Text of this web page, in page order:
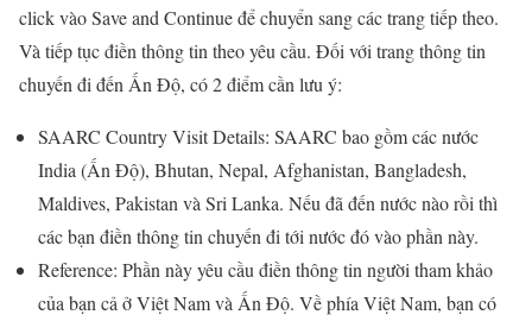
click vào Save and Continue để chuyển sang các trang tiếp theo.
Và tiếp tục điền thông tin theo yêu cầu. Đối với trang thông tin
chuyến đi đến Ấn Độ, có 2 điểm cần lưu ý:
SAARC Country Visit Details: SAARC bao gồm các nước
India (Ấn Độ), Bhutan, Nepal, Afghanistan, Bangladesh,
Maldives, Pakistan và Sri Lanka. Nếu đã đến nước nào rồi thì
các bạn điền thông tin chuyến đi tới nước đó vào phần này.
Reference: Phần này yêu cầu điền thông tin người tham khảo
của bạn cả ở Việt Nam và Ấn Độ. Về phía Việt Nam, bạn có